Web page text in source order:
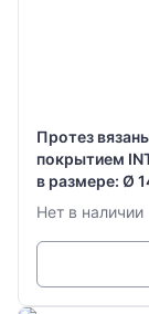
Протез
покрытием
в размере: Ø
Нет в наличии